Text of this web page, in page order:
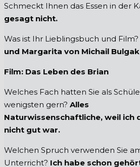
Schmeckt Ihnen das Essen in der
gesagt nicht.
Was ist Ihr Lieblingsbuch und Film?
und Margarita von Michail
Film: Das Leben des Brian
Welches Fach hatten Sie als
wenigsten gern? Alles
Naturwissenschaftliche, weil ich
nicht gut war.
Welchen Spruch verwenden Sie
Unterricht? Ich habe schon